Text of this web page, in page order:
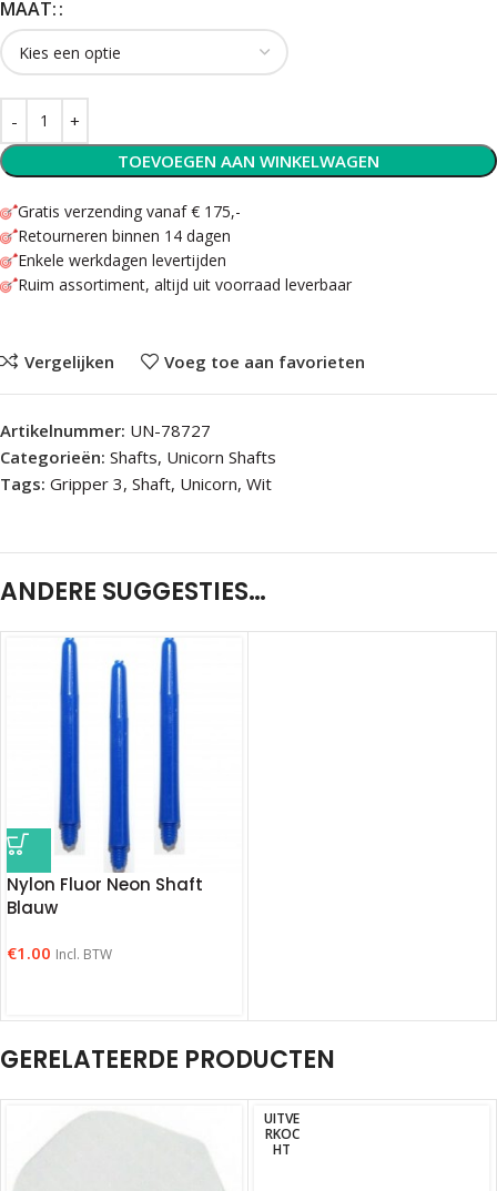
MAAT:
TOEVOEGEN AAN WINKELWAGEN
Gratis verzending vanaf € 175,-
Retourneren binnen 14 dagen
Enkele werkdagen levertijden
Ruim assortiment, altijd uit voorraad leverbaar
Vergelijken Voeg toe aan favorieten
Artikelnummer: UN-78727
Categorieën: Shafts, Unicorn Shafts
Tags: Gripper 3, Shaft, Unicorn, Wit
ANDERE SUGGESTIES…
Nylon Fluor Neon Shaft
Blauw
€1.00 Incl. BTW
GERELATEERDE PRODUCTEN
UITVE
RKOC
HT